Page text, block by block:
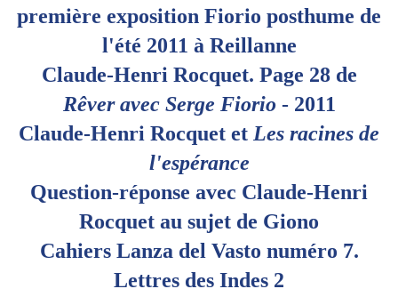
première exposition Fiorio posthume de
l'été 2011 à Reillanne
Claude-Henri Rocquet. Page 28 de
Rêver avec Serge Fiorio- 2011
Claude-Henri Rocquet et Les racines de
l'espérance
Question-réponse avec Claude-Henri
Rocquet au sujet de Giono
Cahiers Lanza del Vasto numéro 7.
Lettres des Indes 2